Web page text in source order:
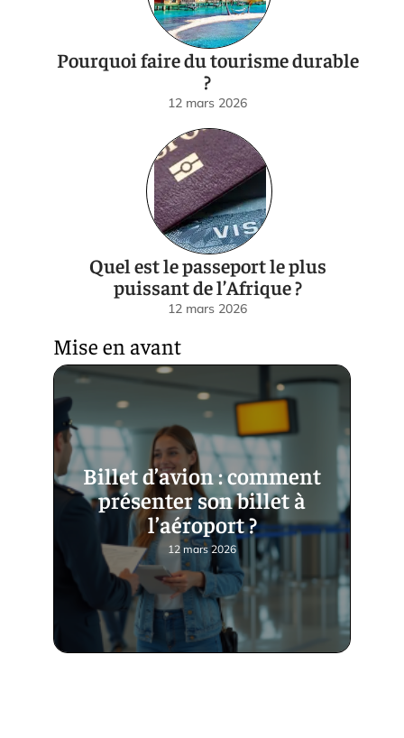
Pourquoi faire du tourisme durable
?
12 mars 2026
Quel est le passeport le plus
puissant de l’Afrique ?
12 mars 2026
Mise en avant
Billet d’avion : comment
présenter son billet à
l’aéroport ?
12 mars 2026